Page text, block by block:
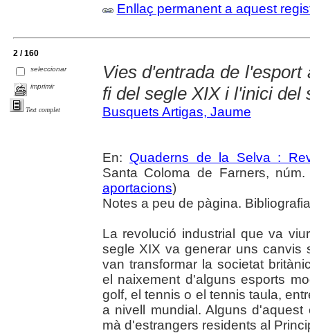
Enllaç permanent a aquest
2 / 160
seleccionar
imprimir
Text complet
Vies d'entrada de
fi del segle XIX i l'inici del
Busquets Artigas, Jaume
En: Quaderns de la Selva :
Santa Coloma de Farners,
aportacions)
Notes a peu de pàgina.
La revolució industrial que va
segle XIX va generar uns canvis
van transformar la societat
el naixement d'alguns esports
golf, el tennis o el tennis taula,
a nivell mundial. Alguns
mà d'estrangers residents al